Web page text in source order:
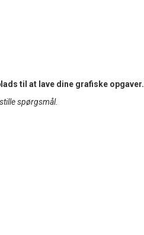
til at lave dine grafiske opgaver.
spørgsmål.